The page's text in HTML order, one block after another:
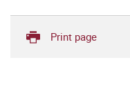
Print page